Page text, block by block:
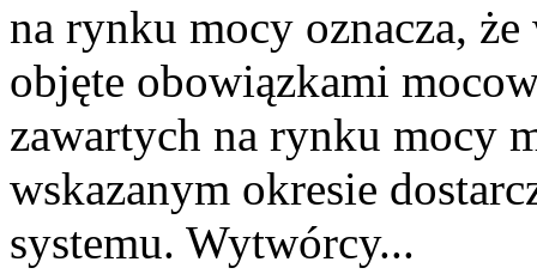
na rynku mocy oznacza,
objęte obowiązkami
zawartych na rynku mocy
wskazanym okresie
systemu. Wytwórcy...